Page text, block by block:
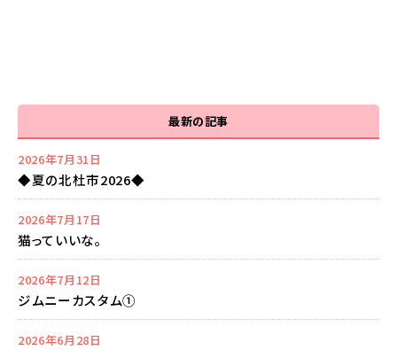
最新の記事
2026年7月31日
◆夏の北杜市2026◆
2026年7月17日
猫っていいな。
2026年7月12日
ジムニーカスタム①
2026年6月28日